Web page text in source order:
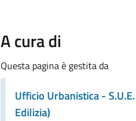
A cura di
Questa pagina è gestita da
Ufficio Urbanistica -
Edilizia)